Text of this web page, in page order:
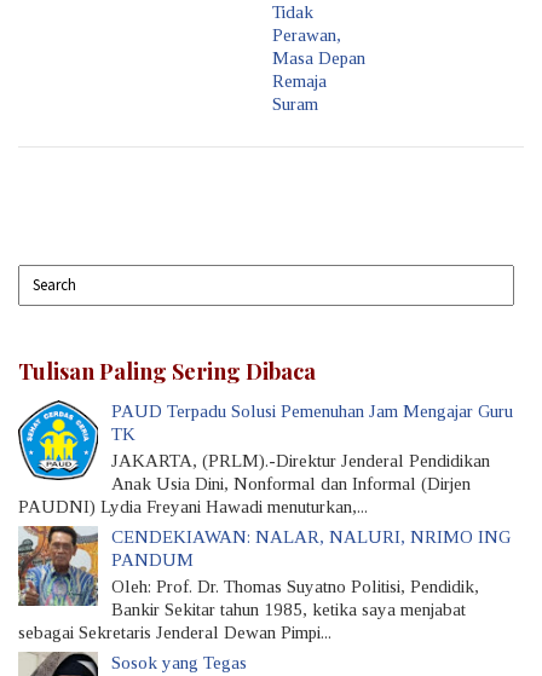
Tidak
Perawan,
Masa Depan
Remaja
Suram
Tulisan Paling Sering Dibaca
PAUD Terpadu Solusi Pemenuhan Jam Mengajar Guru
TK
JAKARTA, (PRLM).-Direktur Jenderal Pendidikan
Anak Usia Dini, Nonformal dan Informal (Dirjen
PAUDNI) Lydia Freyani Hawadi menuturkan,...
CENDEKIAWAN: NALAR, NALURI, NRIMO ING
PANDUM
Oleh: Prof. Dr. Thomas Suyatno Politisi, Pendidik,
Bankir Sekitar tahun 1985, ketika saya menjabat
sebagai Sekretaris Jenderal Dewan Pimpi...
Sosok yang Tegas